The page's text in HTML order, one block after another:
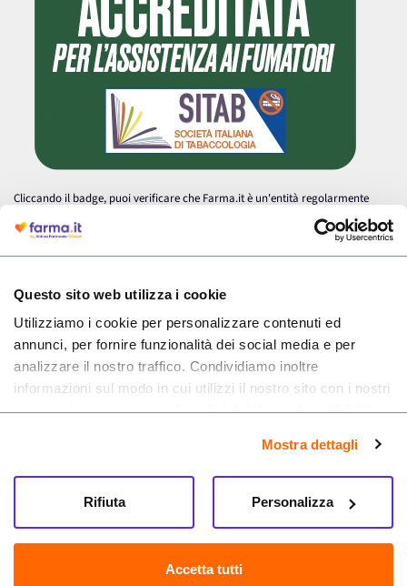
Questo sito web utilizza i cookie
Utilizziamo i cookie per personalizzare contenuti ed
annunci, per fornire funzionalità dei social media e per
analizzare il nostro traffico. Condividiamo inoltre
informazioni sul modo in cui utilizzi il nostro sito con i nostri
partner che si occupano di analisi dei dati web, pubblicità e
informazioni che hai fornito loro o che hanno raccolto dal
tuo utilizzo dei loro servizi.
Mostra dettagli
Accetta tutti
Personalizza
Rifiuta
Cliccando il badge, puoi verificare che Farma.it è un'entità regolarmente
autorizzata dal Ministero della Salute a effettuare la vendita online di
medicinali.
Farma.it S.a.s. P. IVA 07417261216 REA: NA-884088
CREDITS
Sede legale Via delle Repubbliche Marinare 128, 80147 Napoli